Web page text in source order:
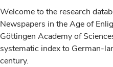
Welcome to the research
Newspapers in the Age of
Göttingen Academy of
systematic index to German-
century.